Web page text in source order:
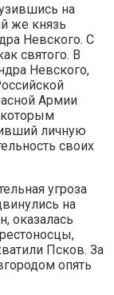
на
же князь
Невского. С
святого. В
Невского,
Армии
личную
своих
угроза
на
оказалась
Псков. За
опять